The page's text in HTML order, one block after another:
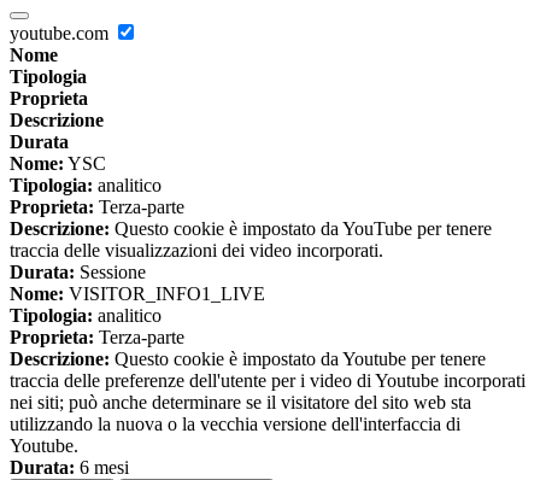
youtube.com
Nome
Tipologia
Proprieta
Descrizione
Durata
Nome: YSC
Tipologia: analitico
Proprieta: Terza-parte
Descrizione: Questo cookie è impostato da YouTube per tenere
traccia delle visualizzazioni dei video incorporati.
Durata: Sessione
Nome: VISITOR_INFO1_LIVE
Tipologia: analitico
Proprieta: Terza-parte
Descrizione: Questo cookie è impostato da Youtube per tenere
traccia delle preferenze dell'utente per i video di Youtube incorporati
nei siti; può anche determinare se il visitatore del sito web sta
utilizzando la nuova o la vecchia versione dell'interfaccia di
Youtube.
Durata: 6 mesi